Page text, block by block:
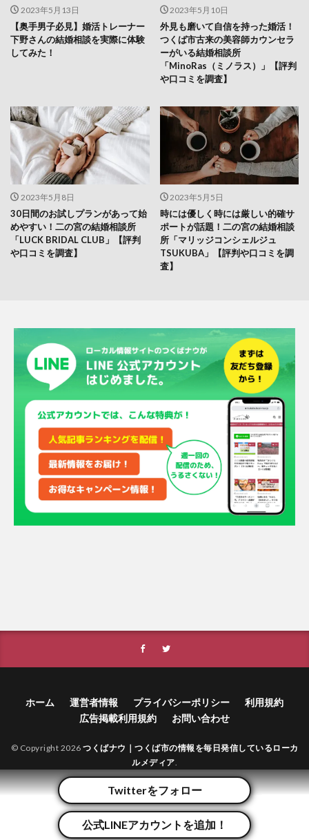
Twitterをフォロー
公式LINEアカウントを追加！
2023年5月13日
【奥手男子必見】婚活トレーナー
下野さんの結婚相談を実際に体験
してみた！
2023年5月10日
外見も磨いて自信を持った婚活！
つくば市古来の美容師カウンセラ
ーがいる結婚相談所
「MinoRas（ミノラス）」【評判
や口コミを調査】
2023年5月8日
30日間のお試しプランがあって始
めやすい！二の宮の結婚相談所
「LUCK BRIDAL CLUB」【評判
や口コミを調査】
2023年5月5日
時には優しく時には厳しい的確サ
ポートが話題！二の宮の結婚相談
所「マリッジコンシェルジュ
TSUKUBA」【評判や口コミを調
査】
ホーム 運営者情報 プライバシーポリシー
利用規約
広告掲載利用規約
お問い合わせ
© Copyright 2026 つくばナウ｜つくば市の情報を毎日発信しているローカ
ルメディア